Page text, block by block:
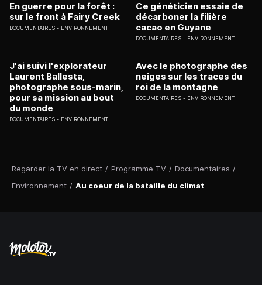
Regarder la TV en direct / Programme TV / Documentaires /
Environnement / Au coeur de la bataille du climat
En guerre pour la forêt :
sur le front à Fairy Creek
DOCUMENTAIRES ENVIRONNEMENT
Ce généticien essaie de
décarboner la filière
cacao en Guyane
DOCUMENTAIRES ENVIRONNEMENT
J'ai suivi l'explorateur
Laurent Ballesta,
photographe sous-marin,
pour sa mission au bout
du monde
DOCUMENTAIRES ENVIRONNEMENT
Avec le photographe des
neiges sur les traces du
roi de la montagne
DOCUMENTAIRES ENVIRONNEMENT